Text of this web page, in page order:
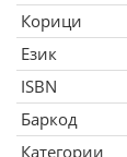
Корици
Език
ISBN
Баркод
Категории